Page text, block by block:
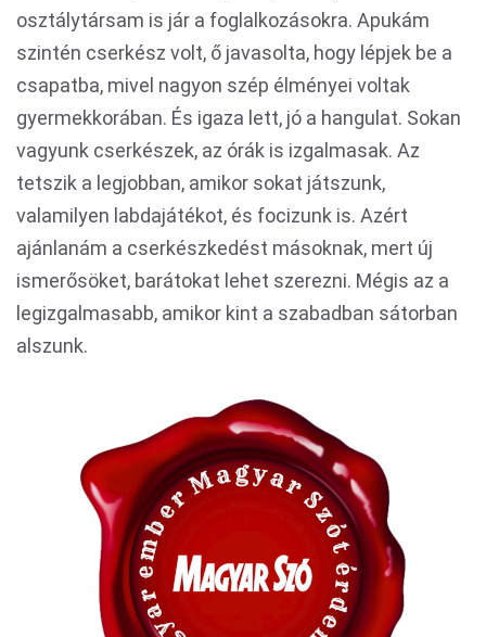
osztálytársam is jár a foglalkozásokra. Apukám
szintén cserkész volt, ő javasolta, hogy lépjek be a
csapatba, mivel nagyon szép élményei voltak
gyermekkorában. És igaza lett, jó a hangulat. Sokan
vagyunk cserkészek, az órák is izgalmasak. Az
tetszik a legjobban, amikor sokat játszunk,
valamilyen labdajátékot, és focizunk is. Azért
ajánlanám a cserkészkedést másoknak, mert új
ismerősöket, barátokat lehet szerezni. Mégis az a
legizgalmasabb, amikor kint a szabadban sátorban
alszunk.